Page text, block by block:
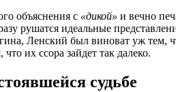
объяснения с «дикой» и вечно
рушатся идеальные
Ленский был виноват уж тем,
что их ссора зайдет так далеко.
судьбе